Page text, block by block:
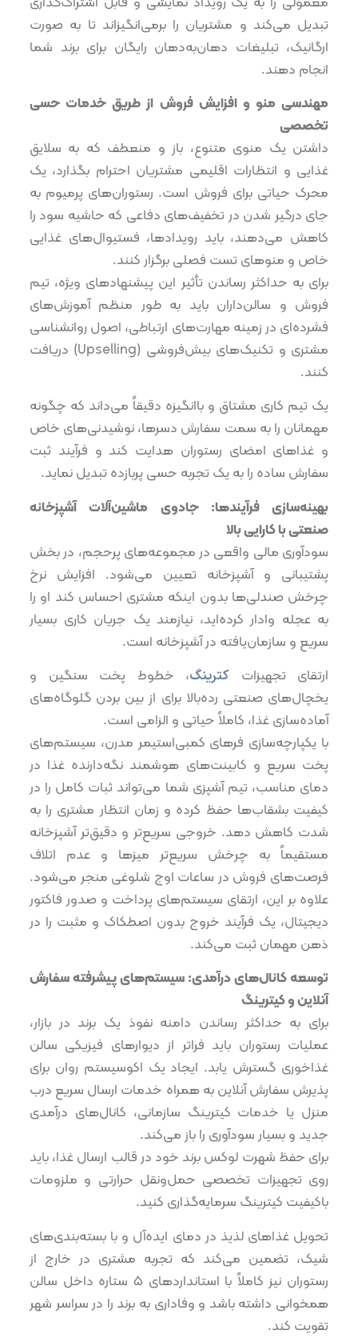
تبدیل می‌کند و مشتریان را برمی‌انگیزاند تا به صورت
ارگانیک، تبلیغات دهان‌به‌دهان رایگان برای برند شما
انجام دهند.
مهندسی منو و افزایش فروش از طریق خدمات حسی
تخصصی
داشتن یک منوی متنوع، باز و منعطف که به سلایق
غذایی و انتظارات اقلیمی مشتریان احترام بگذارد، یک
محرک حیاتی برای فروش است. رستوران‌های پرمیوم به
جای درگیر شدن در تخفیف‌های دفاعی که حاشیه سود را
کاهش می‌دهند، باید رویدادها، فستیوال‌های غذایی
خاص و منوهای تست فصلی برگزار کنند.
برای به حداکثر رساندن تأثیر این پیشنهادهای ویژه، تیم
فروش و سالن‌داران باید به طور منظم آموزش‌های
فشرده‌ای در زمینه مهارت‌های ارتباطی، اصول روانشناسی
مشتری و تکنیک‌های بیش‌فروشی (Upselling) دریافت
کنند.
یک تیم کاری مشتاق و باانگیزه دقیقاً می‌داند که چگونه
مهمانان را به سمت سفارش دسرها، نوشیدنی‌های خاص
و غذاهای امضای رستوران هدایت کند و فرآیند ثبت
سفارش ساده را به یک تجربه حسی پربازده تبدیل نماید.
بهینه‌سازی فرآیندها: جادوی ماشین‌آلات آشپزخانه
صنعتی با کارایی بالا
سودآوری مالی واقعی در مجموعه‌های پرحجم، در بخش
پشتیبانی و آشپزخانه تعیین می‌شود. افزایش نرخ
چرخش صندلی‌ها بدون اینکه مشتری احساس کند او را
به عجله وادار کرده‌اید، نیازمند یک جریان کاری بسیار
سریع و سازمان‌یافته در آشپزخانه است.
ارتقای تجهیزات کترینگ، خطوط پخت سنگین و
یخچال‌های صنعتی رده‌بالا برای از بین بردن گلوگاه‌های
آماده‌سازی غذا، کاملاً حیاتی و الزامی است.
با یکپارچه‌سازی فرهای کمبی‌استیمر مدرن، سیستم‌های
پخت سریع و کابینت‌های هوشمند نگه‌دارنده غذا در
دمای مناسب، تیم آشپزی شما می‌تواند ثبات کامل را در
کیفیت بشقاب‌ها حفظ کرده و زمان انتظار مشتری را به
شدت کاهش دهد. خروجی سریع‌تر و دقیق‌تر آشپزخانه
مستقیماً به چرخش سریع‌تر میزها و عدم اتلاف
فرصت‌های فروش در ساعات اوج شلوغی منجر می‌شود.
علاوه بر این، ارتقای سیستم‌های پرداخت و صدور فاکتور
دیجیتال، یک فرآیند خروج بدون اصطکاک و مثبت را در
ذهن مهمان ثبت می‌کند.
⁠توسعه کانال‌های درآمدی: سیستم‌های پیشرفته سفارش
آنلاین و کیترینگ
برای به حداکثر رساندن دامنه نفوذ یک برند در بازار،
عملیات رستوران باید فراتر از دیوارهای فیزیکی سالن
غذاخوری گسترش یابد. ایجاد یک اکوسیستم روان برای
پذیرش سفارش آنلاین به همراه خدمات ارسال سریع درب
منزل یا خدمات کیترینگ سازمانی، کانال‌های درآمدی
جدید و بسیار سودآوری را باز می‌کند.
برای حفظ شهرت لوکس برند خود در قالب ارسال غذا، باید
روی تجهیزات تخصصی حمل‌ونقل حرارتی و ملزومات
باکیفیت کیترینگ سرمایه‌گذاری کنید.
تحویل غذاهای لذیذ در دمای ایده‌آل و با بسته‌بندی‌های
شیک، تضمین می‌کند که تجربه مشتری در خارج از
رستوران نیز کاملاً با استانداردهای ۵ ستاره داخل سالن
همخوانی داشته باشد و وفاداری به برند را در سراسر شهر
تقویت کند.